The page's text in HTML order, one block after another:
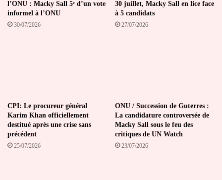
l’ONU : Macky Sall 5ᵉ d’un vote
informel à l’ONU
30/07/2026
30 juillet, Macky Sall en lice face
à 5 candidats
27/07/2026
CPI: Le procureur général
Karim Khan officiellement
destitué après une crise sans
précédent
25/07/2026
ONU / Succession de Guterres :
La candidature controversée de
Macky Sall sous le feu des
critiques de UN Watch
23/07/2026